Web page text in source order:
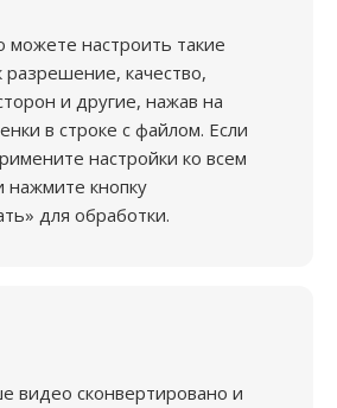
можете настроить такие
разрешение, качество,
и другие, нажав на
в строке с файлом. Если
настройки ко всем
кнопку
для обработки.
видео сконвертировано и